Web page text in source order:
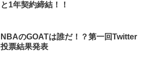
と1年契約締結！！
NBAのGOATは誰だ！？第一回Twitter
投票結果発表